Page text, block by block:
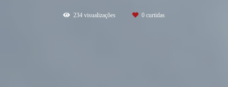
234 visualizações 0 curtidas